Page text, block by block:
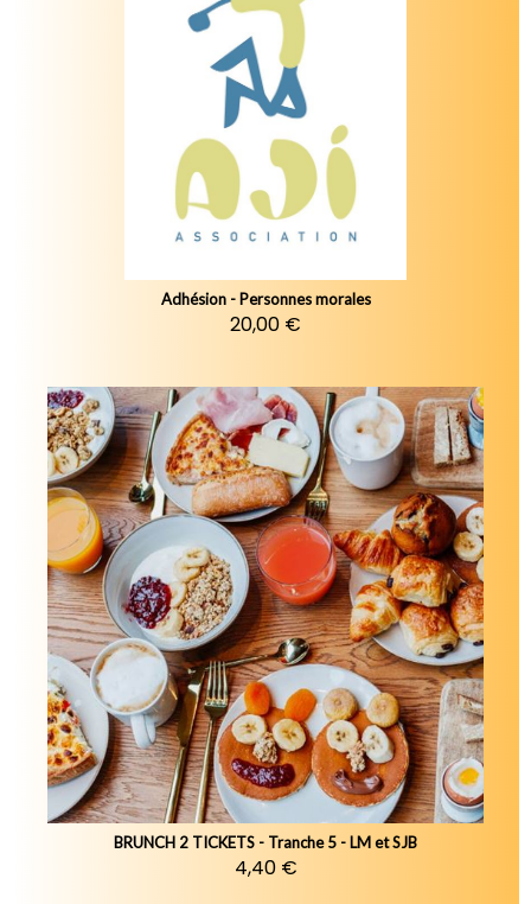
Adhésion - Personnes morales
20,00 €
BRUNCH 2 TICKETS - Tranche 5 - LM et SJB
4,40 €